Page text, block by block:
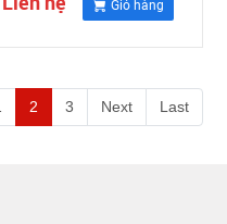
1TB || RTX 3080 8GB ||
Giỏ hàng
2 3 Next Last